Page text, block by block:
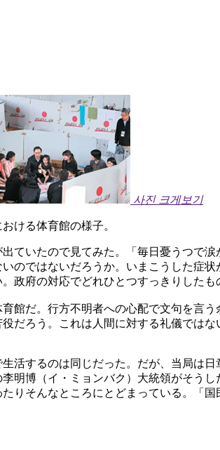
사진 크게보기
ける体育館の様子。
ていたので見てみた。「毎日憂うつで
のではないだろうか。いまこうした症
府の対応でどれひとつすっきりした
館だ。行方不明者への心配で文句を言
だろう。これは人間に対する礼儀では
活するのは同じだった。だが、当局は
明博（イ・ミョンバク）大統領がそう
りそんなところにとどまっている。「